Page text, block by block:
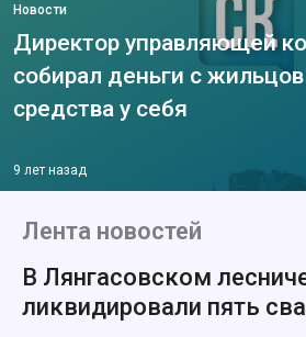
Новости
Директор управляющей
собирал деньги с
средства у себя
9 лет назад
Лента новостей
В Лянгасовском
ликвидировали пять